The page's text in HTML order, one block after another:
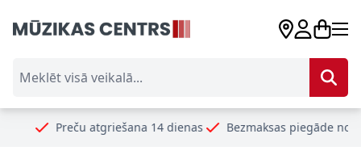
Preču atgriešana 14 dienas Bezmaksas piegāde no 99€